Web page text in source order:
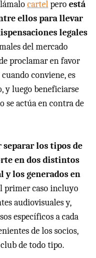
cartelperoestá
ellos para llevar
legales
del mercado
proclamar en favor
conviene, es
y luego beneficiarse
se actúa en contra de
separar los tipos de
en dos distintos
y los generados en
primer caso incluyo
audiovisuales y,
específicos a cada
de los socios,
de todo tipo.